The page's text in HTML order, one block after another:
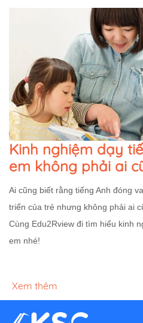
Kinh nghiệm dạy
em không phải ai
Ai cũng biết rằng tiếng Anh đóng
triển của trẻ nhưng không phải ai
Cùng Edu2Rview đi tìm hiểu kinh
em nhé!
Xem thêm